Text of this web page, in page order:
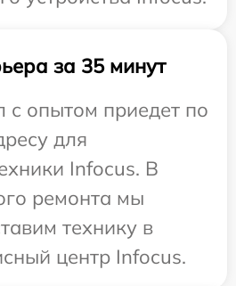
за 35 минут
с опытом приедет по
для
Infocus. В
ремонта мы
технику в
центр Infocus.